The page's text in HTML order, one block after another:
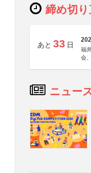
締め切
あと 33 日
福
会
ニュー